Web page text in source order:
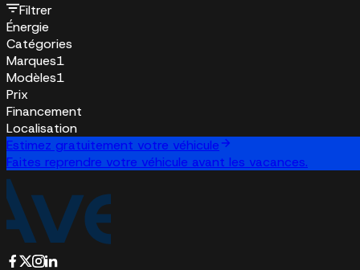
Filtrer
Énergie
Catégories
Marques1
Modèles1
Prix
Financement
Localisation
Estimez gratuitement votre véhicule
Faites reprendre votre véhicule avant les vacances.